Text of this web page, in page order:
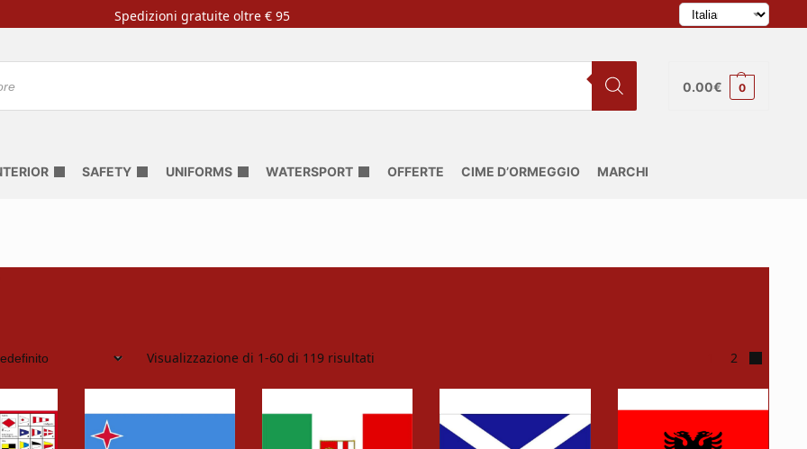
Spedizioni gratuite oltre € 95
0.00€ 0
SAFETY UNIFORMS WATERSPORT OFFERTE CIME D’ORMEGGIO MARCHI
Visualizzazione di 1-60 di 119 risultati 2